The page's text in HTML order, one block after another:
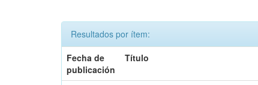
Resultados por ítem:
Fecha de
publicación
Título